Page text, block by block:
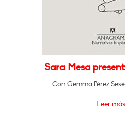
Sara Mesa
Con Gemma Pérez
Leer